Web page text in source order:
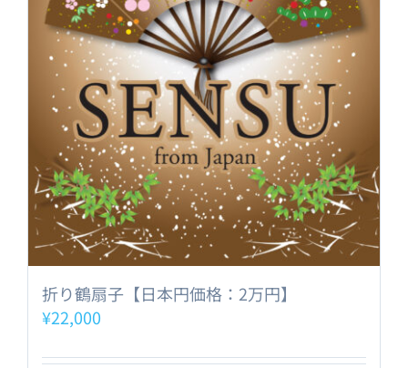
折り鶴扇子【日本円価格：2万円】
¥22,000